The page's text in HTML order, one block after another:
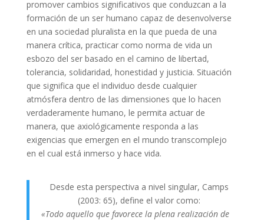
promover cambios significativos que conduzcan a la
formación de un ser humano capaz de desenvolverse
en una sociedad pluralista en la que pueda de una
manera crítica, practicar como norma de vida un
esbozo del ser basado en el camino de libertad,
tolerancia, solidaridad, honestidad y justicia. Situación
que significa que el individuo desde cualquier
atmósfera dentro de las dimensiones que lo hacen
verdaderamente humano, le permita actuar de
manera, que axiológicamente responda a las
exigencias que emergen en el mundo transcomplejo
en el cual está inmerso y hace vida.
Desde esta perspectiva a nivel singular, Camps
(2003: 65), define el valor como:
«Todo aquello que favorece la plena realización de